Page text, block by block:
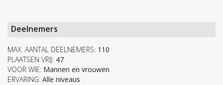
Deelnemers
MAX. AANTAL DEELNEMERS: 110
PLAATSEN VRIJ: 47
VOOR WIE: Mannen en vrouwen
ERVARING: Alle niveaus